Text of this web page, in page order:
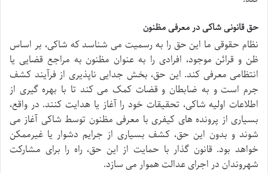
حق قانونی شاکی در معرفی مظنون
نظام حقوقی ما این حق را به رسمیت می شناسد که شاکی، بر اساس
ظن و قرائن موجود، افرادی را به عنوان مظنون به مراجع قضایی یا
انتظامی معرفی کند. این حق، بخش جدایی ناپذیری از فرآیند کشف
جرم است و به ضابطان و قضات کمک می کند تا با بهره گیری از
اطلاعات اولیه شاکی، تحقیقات خود را آغاز یا هدایت کنند. در واقع،
بسیاری از پرونده های کیفری با معرفی مظنون توسط شاکی آغاز می
شوند و بدون این حق، کشف بسیاری از جرایم دشوار یا غیرممکن
خواهد بود. قانون گذار با حمایت از این حق، راه را برای مشارکت
شهروندان در اجرای عدالت هموار می سازد.